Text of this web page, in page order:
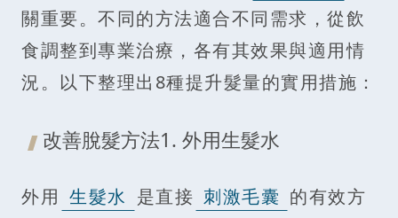
關重要。不同的方法適合不同需求，從飲
食調整到專業治療，各有其效果與適用情
況。以下整理出8種提升髮量的實用措施：
改善脫髮方法1. 外用生髮水
外用 生髮水 是直接 刺激毛囊 的有效方